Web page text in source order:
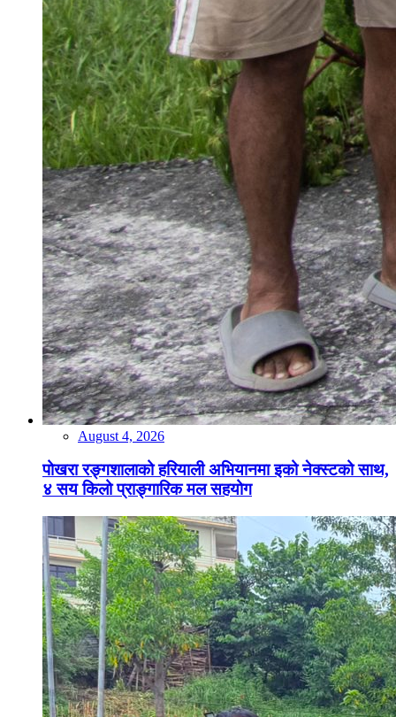
August 4, 2026
पोखरा रङ्गशालाको हरियाली अभियानमा इको नेक्स्टको साथ,
४ सय किलो प्राङ्गारिक मल सहयोग